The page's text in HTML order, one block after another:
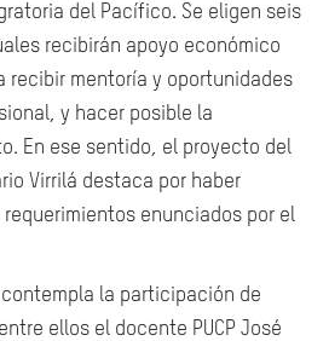
del Pacífico. Se eligen seis
recibirán apoyo económico
recibir mentoría y oportunidades
y hacer posible la
En ese sentido, el proyecto del
Virrilá destaca por haber
enunciados por el
la participación de
ellos el docente PUCP José